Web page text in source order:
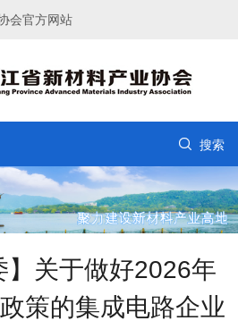
会官方网站
 搜索
】关于做好2026年
策的集成电路企业